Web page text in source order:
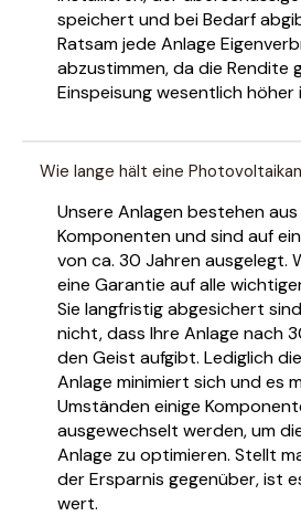
speichert und bei Bedarf
Ratsam jede Anlage
abzustimmen, da die Rendite
Einspeisung wesentlich höher
Wie lange hält eine
Unsere Anlagen bestehen
Komponenten und sind auf
von ca. 30 Jahren ausgelegt.
eine Garantie auf alle
Sie langfristig abgesichert
nicht, dass Ihre Anlage nach
den Geist aufgibt. Lediglich
Anlage minimiert sich und es
Umständen einige
ausgewechselt werden, um
Anlage zu optimieren. Stellt
der Ersparnis gegenüber, ist
wert.